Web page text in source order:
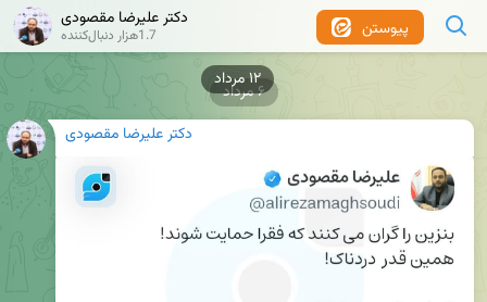
۱۲ مرداد
پیوستن دکتر علیرضا مقصودی
1.7هزار دنبال‌کننده
دکتر علیرضا مقصودی
۶ مرداد